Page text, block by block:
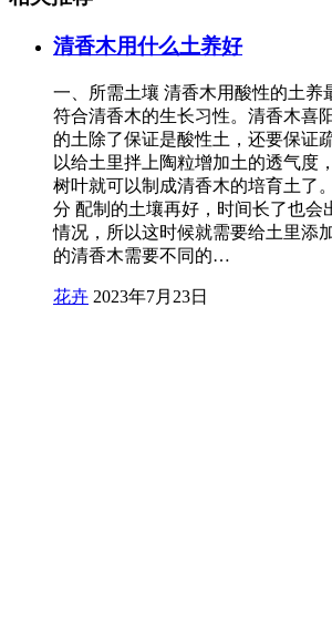
清香木用什么土养好
一、所需土壤 清香木用酸性的土养
符合清香木的生长习性。清香木喜
的土除了保证是酸性土，还要保证
以给土里拌上陶粒增加土的透气度
树叶就可以制成清香木的培育土了
分 配制的土壤再好，时间长了也会
情况，所以这时候就需要给土里添
的清香木需要不同的…
花卉 2023年7月23日